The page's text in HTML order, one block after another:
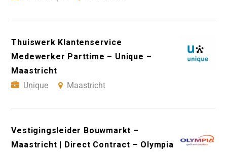
Thuiswerk Klantenservice
Medewerker Parttime – Unique –
Maastricht
Unique
Maastricht
Vestigingsleider Bouwmarkt –
Maastricht | Direct Contract – Olympia